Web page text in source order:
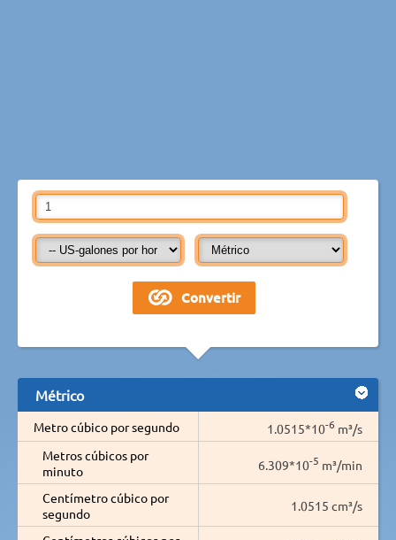
Métrico
Metro cúbico por segundo 1.0515*10-6 m³/s
Metros cúbicos por
minuto
6.309*10-5 m³/min
Centímetro cúbico por
segundo
1.0515 cm³/s